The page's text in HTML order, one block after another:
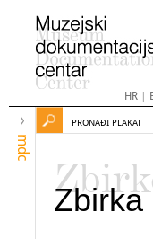
HR|
mdc
PRONAĐI PLAKAT
Zbirka